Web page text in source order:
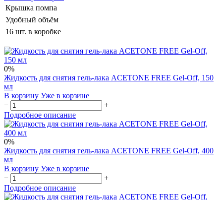
Крышка помпа
Удобный объём
16 шт. в коробке
0%
Жидкость для снятия гель-лака ACETONE FREE Gel-Off, 150
мл
В корзину Уже в корзине
−
+
Подробное описание
0%
Жидкость для снятия гель-лака ACETONE FREE Gel-Off, 400
мл
В корзину Уже в корзине
−
+
Подробное описание